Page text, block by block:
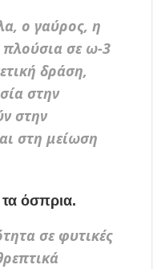
ο γαύρος, η
σε ω-3
δράση,
στην
στην
στη μείωση
όσπρια.
σε φυτικές